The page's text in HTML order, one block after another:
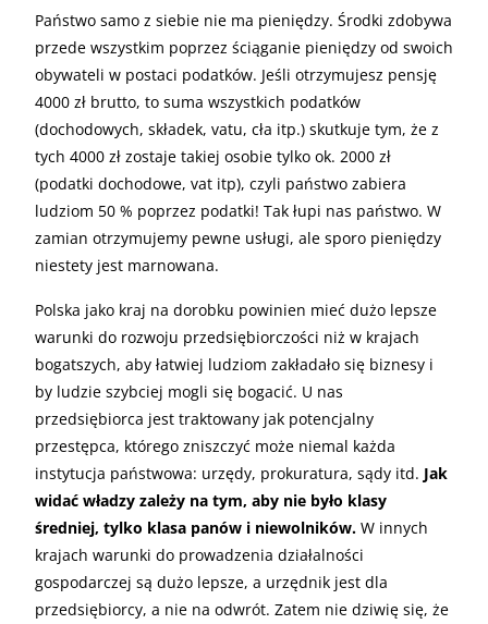
Państwo samo z siebie nie ma pieniędzy. Środki zdobywa
przede wszystkim poprzez ściąganie pieniędzy od swoich
obywateli w postaci podatków. Jeśli otrzymujesz pensję
4000 zł brutto, to suma wszystkich podatków
(dochodowych, składek, vatu, cła itp.) skutkuje tym, że z
tych 4000 zł zostaje takiej osobie tylko ok. 2000 zł
(podatki dochodowe, vat itp), czyli państwo zabiera
ludziom 50 % poprzez podatki! Tak łupi nas państwo. W
zamian otrzymujemy pewne usługi, ale sporo pieniędzy
niestety jest marnowana.
Polska jako kraj na dorobku powinien mieć dużo lepsze
warunki do rozwoju przedsiębiorczości niż w krajach
bogatszych, aby łatwiej ludziom zakładało się biznesy i
by ludzie szybciej mogli się bogacić. U nas
przedsiębiorca jest traktowany jak potencjalny
przestępca, którego zniszczyć może niemal każda
instytucja państwowa: urzędy, prokuratura, sądy itd. Jak
widać władzy zależy na tym, aby nie było klasy
średniej, tylko klasa panów i niewolników. W innych
krajach warunki do prowadzenia działalności
gospodarczej są dużo lepsze, a urzędnik jest dla
przedsiębiorcy, a nie na odwrót. Zatem nie dziwię się, że